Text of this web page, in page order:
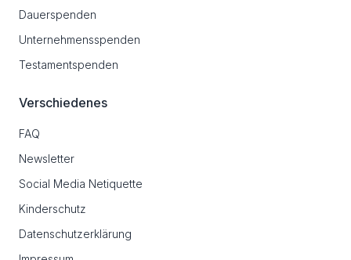
Dauerspenden
Unternehmensspenden
Testamentspenden
Verschiedenes
FAQ
Newsletter
Social Media Netiquette
Kinderschutz
Datenschutzerklärung